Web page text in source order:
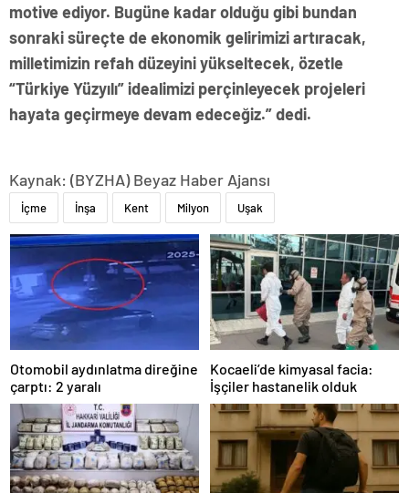
motive ediyor. Bugüne kadar olduğu gibi bundan
sonraki süreçte de ekonomik gelirimizi artıracak,
milletimizin refah düzeyini yükseltecek, özetle
“Türkiye Yüzyılı” idealimizi perçinleyecek projeleri
hayata geçirmeye devam edeceğiz.” dedi.
Kaynak: (BYZHA) Beyaz Haber Ajansı
İçme İnşa Kent Milyon Uşak
Otomobil aydınlatma direğine
çarptı: 2 yaralı
Kocaeli’de kimyasal facia:
İşçiler hastanelik olduk